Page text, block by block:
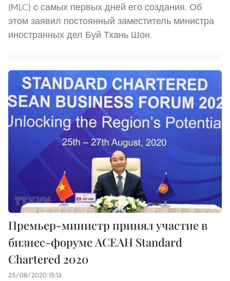
(MLC) с самых первых дней его создания. Об
этом заявил постоянный заместитель министра
иностранных дел Буй Тхань Шон.
Премьер-министр принял участие в
бизнес-форуме АСЕАН Standard
Chartered 2020
25/08/2020 15:13